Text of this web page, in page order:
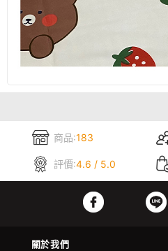
商品:183
評價:4.6 / 5.0
關於我們